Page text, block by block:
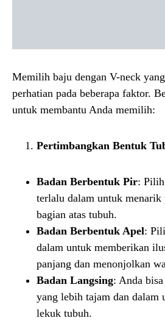
Memilih baju dengan V-neck
perhatian pada beberapa faktor.
untuk membantu Anda memilih:
Pertimbangkan Bentuk
Badan Berbentuk Pir:
terlalu dalam untuk menarik
bagian atas tubuh.
Badan Berbentuk Apel:
dalam untuk memberikan
panjang dan menonjolkan
Badan Langsing: Anda
yang lebih tajam dan dalam
lekuk tubuh.